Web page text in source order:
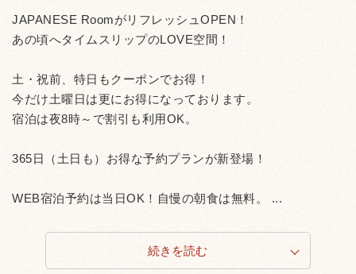
JAPANESE RoomがリフレッシュOPEN！
あの頃へタイムスリップのLOVE空間！
土・祝前、特日もクーポンでお得！
今だけ土曜日は更にお得になっております。
宿泊は夜8時～で割引も利用OK。
365日（土日も）お得な予約プランが新登場！
WEB宿泊予約は当日OK！自慢の朝食は無料。 ...
続きを読む